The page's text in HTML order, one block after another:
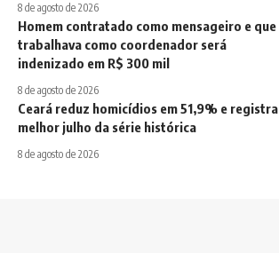
8 de agosto de 2026
Homem contratado como mensageiro e que
trabalhava como coordenador será
indenizado em R$ 300 mil
8 de agosto de 2026
Ceará reduz homicídios em 51,9% e registra
melhor julho da série histórica
8 de agosto de 2026